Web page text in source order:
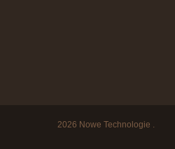
2026 Nowe Technologie .